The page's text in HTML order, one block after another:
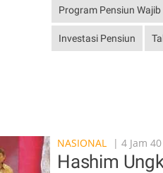
Program Pensiun Wajib
Investasi Pensiun
NASIONAL
| 4 Jam
Hashim